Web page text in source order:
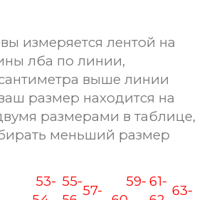
измеряется лентой на
лба по линии,
выше линии
размер находится на
размерами в таблице,
меньший размер
53- 55-
57-
59- 61-
63-